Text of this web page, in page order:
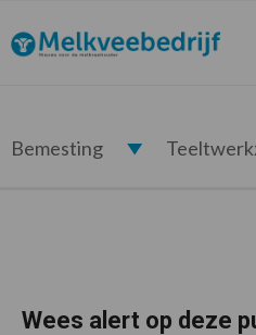
de
hoofdnavigatie
de
hoofd
de
eerste
de
voettekst
Melkveebedrijf.nl
Bemesting
Wees alert op deze